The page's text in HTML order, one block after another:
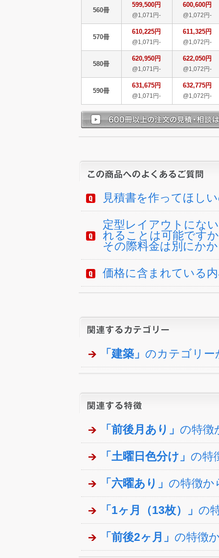
560冊
599,500円
@1,071円-
600,600円
@1,072円-
570冊
610,225円
@1,071円-
611,325円
@1,072円-
580冊
620,950円
@1,071円-
622,050円
@1,072円-
590冊
631,675円
@1,071円-
632,775円
@1,072円-
見積書を作ってほし
定型レイアウトにな
れることは可能です
その際料金は別にか
価格に含まれている
「建築」 のカテゴリー
「前後月あり」 の特徴
「土曜日色分け」 の特
「六曜あり」 の特徴か
「1ヶ月（13枚）」 の
「前後2ヶ月」 の特徴